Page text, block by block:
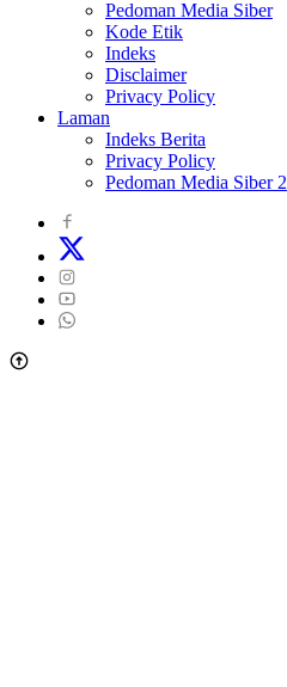
Pedoman Media Siber
Kode Etik
Indeks
Disclaimer
Privacy Policy
Laman
Indeks Berita
Privacy Policy
Pedoman Media Siber 2